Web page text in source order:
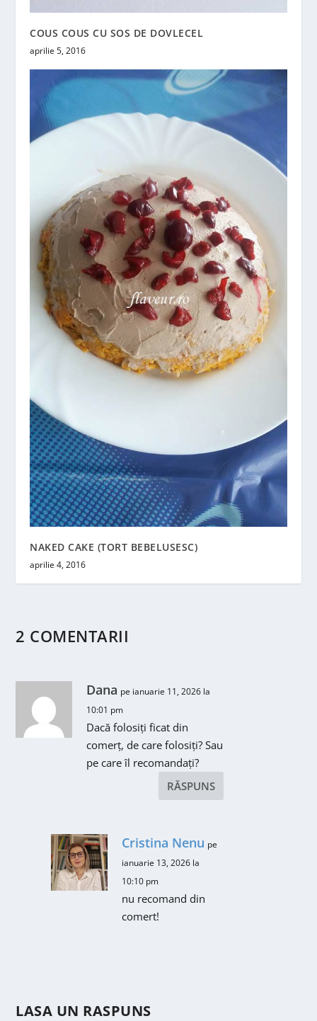
COUS COUS CU SOS DE DOVLECEL
aprilie 5, 2016
NAKED CAKE (TORT BEBELUSESC)
aprilie 4, 2016
2 COMENTARII
Dana pe ianuarie 11, 2026 la
10:01 pm
Dacă folosiți ficat din
comerț, de care folosiți? Sau
pe care îl recomandați?
RĂSPUNS
Cristina Nenu pe
ianuarie 13, 2026 la
10:10 pm
nu recomand din
comert!
LASA UN RASPUNS